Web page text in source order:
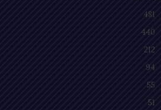
481
440
212
94
55
51